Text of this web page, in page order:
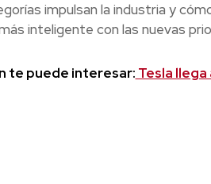
impulsan la industria y
inteligente con las nuevas
te puede interesar: Tesla